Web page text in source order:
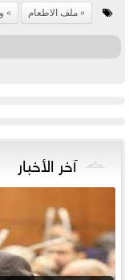
ملف الاطعام
آخر الأخبار